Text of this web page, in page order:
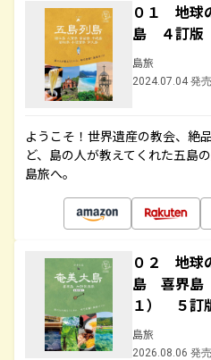
０１ 地球
島 ４訂版
島旅
2024.07.04 発売
ようこそ！世界遺産の教会、絶
ど、島の人が教えてくれた五島
島旅へ。
０２ 地球
島 喜界島
１） ５訂
島旅
2026.08.06 発売